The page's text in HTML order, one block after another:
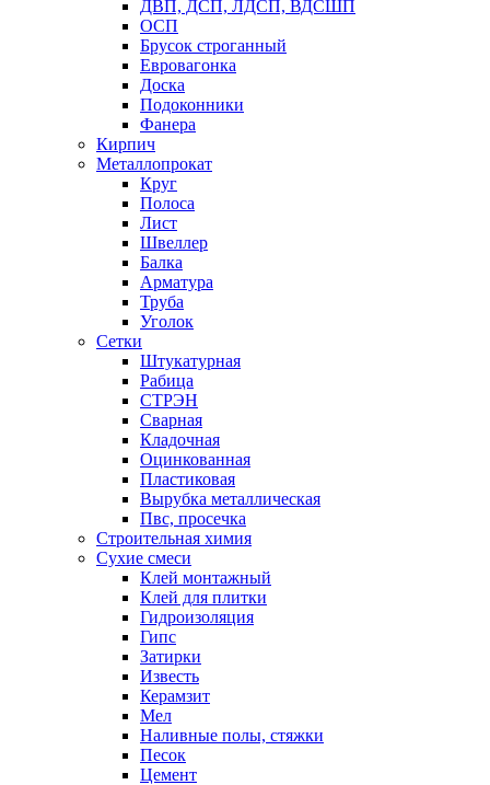
ДВП, ДСП, ЛДСП, ВДСШП
ОСП
Брусок строганный
Евровагонка
Доска
Подоконники
Фанера
Кирпич
Металлопрокат
Круг
Полоса
Лист
Швеллер
Балка
Арматура
Труба
Уголок
Сетки
Штукатурная
Рабица
СТРЭН
Сварная
Кладочная
Оцинкованная
Пластиковая
Вырубка металлическая
Пвс, просечка
Строительная химия
Сухие смеси
Клей монтажный
Клей для плитки
Гидроизоляция
Гипс
Затирки
Известь
Керамзит
Мел
Наливные полы, стяжки
Песок
Цемент